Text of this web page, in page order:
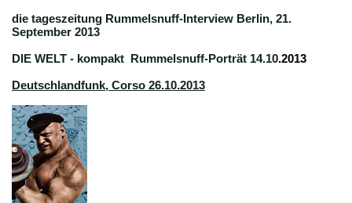
die tageszeitung Rummelsnuff-Interview Berlin, 21.
September 2013
DIE WELT - kompakt Rummelsnuff-Porträt 14.10.2013
Deutschlandfunk, Corso 26.10.2013